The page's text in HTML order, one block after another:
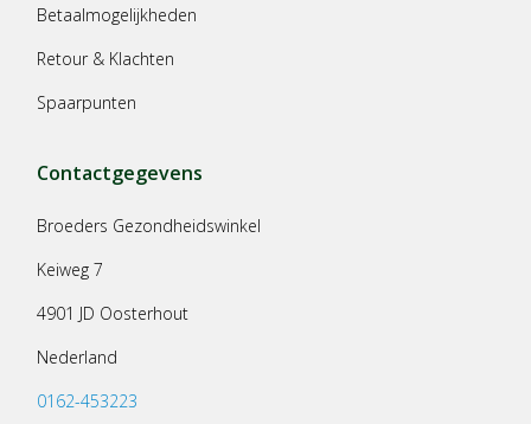
Betaalmogelijkheden
Retour & Klachten
Spaarpunten
Contactgegevens
Broeders Gezondheidswinkel
Keiweg 7
4901 JD Oosterhout
Nederland
0162-453223